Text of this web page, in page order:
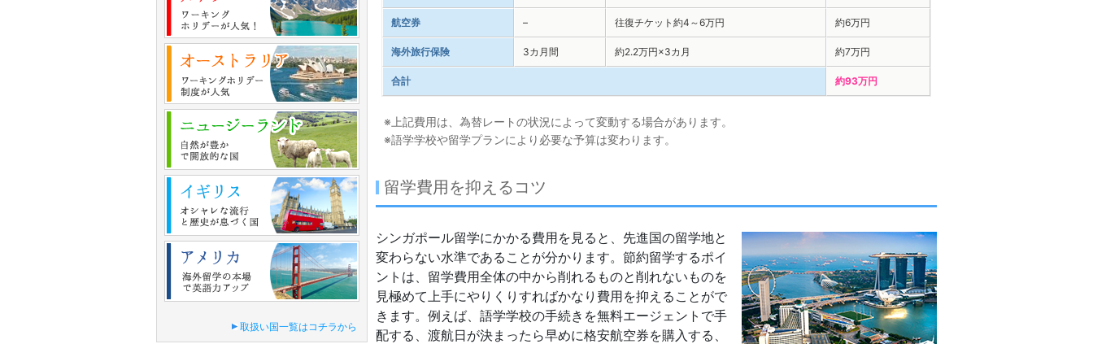
航空券 – 往復チケット約4～6万円 約6万円
海外旅行保険 3カ月間 約2.2万円×3カ月 約7万円
合計 約93万円
※上記費用は、為替レートの状況によって変動する場合があります。
※語学学校や留学プランにより必要な予算は変わります。
留学費用を抑えるコツ
シンガポール留学にかかる費用を見ると、先進国の留学地と
変わらない水準であることが分かります。節約留学するポイ
ントは、留学費用全体の中から削れるものと削れないものを
見極めて上手にやりくりすればかなり費用を抑えることがで
きます。例えば、語学学校の手続きを無料エージェントで手
配する、渡航日が決まったら早めに格安航空券を購入する、
取扱い国一覧はコチラから